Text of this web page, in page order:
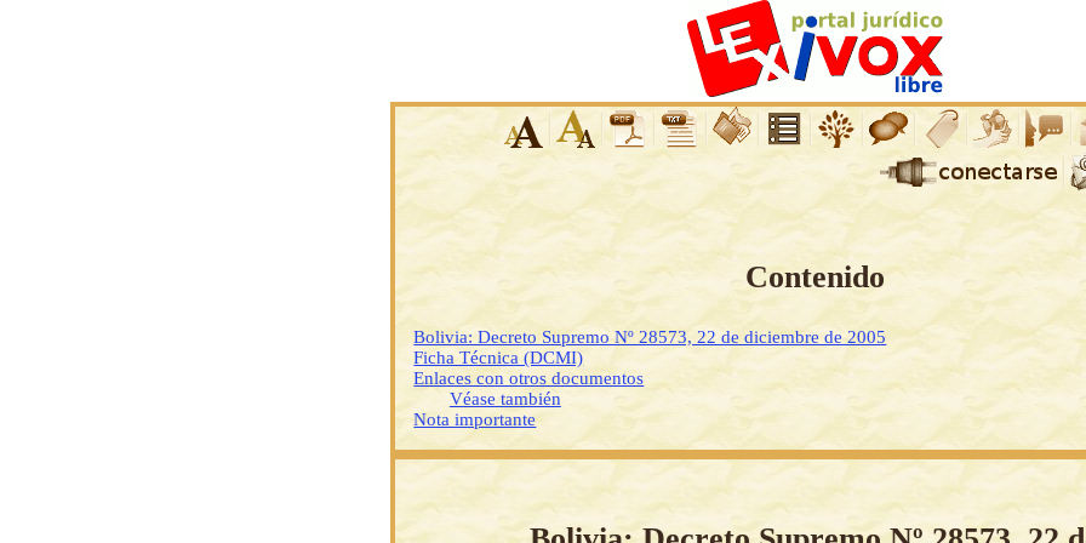
Contenido
Bolivia: Decreto Supremo Nº 28573, 22 de diciembre de 2005
Ficha Técnica (DCMI)
Enlaces con otros documentos
Véase también
Nota importante